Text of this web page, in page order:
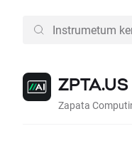
ZPTA.US
Zapata